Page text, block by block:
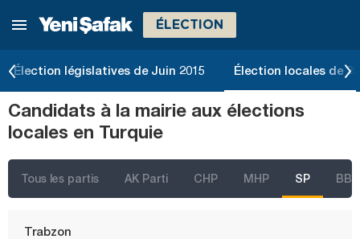
ÉLECTION
Élection législatives de Juin 2015 Élection locales de
Candidats à la mairie aux élections
locales en Turquie
Tous les partis AK Parti CHP MHP SP BBP
Şanlıurfa
Şırnak
Sivas
Tokat
Trabzon